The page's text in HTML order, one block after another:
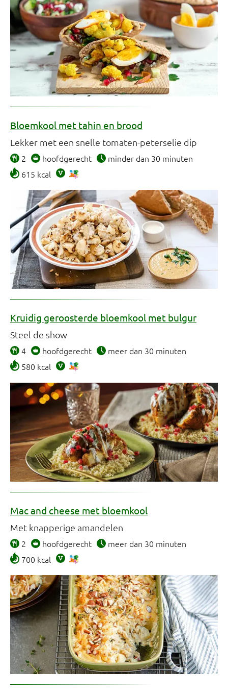
Bloemkool met tahin en brood
Lekker met een snelle tomaten-peterselie dip
2 hoofdgerecht
minder dan 30 minuten
615 kcal
Kruidig geroosterde bloemkool met bulgur
Steel de show
4 hoofdgerecht
meer dan 30 minuten
580 kcal
Mac and cheese met bloemkool
Met knapperige amandelen
2 hoofdgerecht
meer dan 30 minuten
700 kcal